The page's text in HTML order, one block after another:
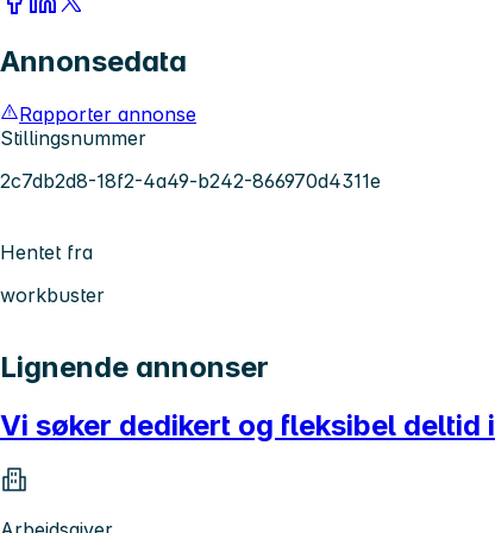
Annonsedata
Rapporter annonse
Stillingsnummer
2c7db2d8-18f2-4a49-b242-866970d4311e
Hentet fra
workbuster
Lignende annonser
Vi søker dedikert og fleksibel